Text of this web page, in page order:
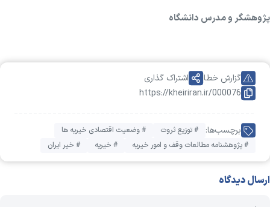
پژوهشگر و مدرس دانشگاه
https://kheiriran.ir/000076
گزارش خطا اشتراک گذاری
برچسب‌ها: # توزیع ثروت
# وضعیت اقتصادی خیریه ها
# پژوهشنامه مطالعات وقف و امور خیریه
# خیریه # خیر ایران
ارسال دیدگاه